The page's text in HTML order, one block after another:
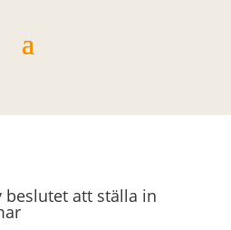
beslutet att ställa in